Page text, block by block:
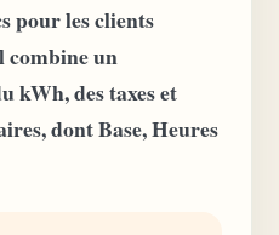
pour les clients
un
kWh, des taxes et
dont Base, Heures